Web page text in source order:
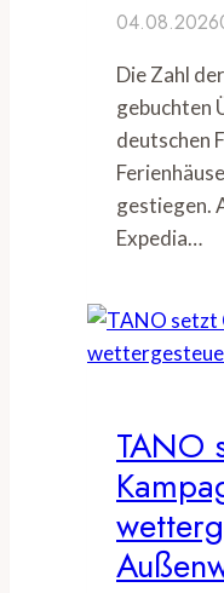
04.08.2026
Die Zahl
gebuchten
deutschen
gestiegen.
Expedia…
TANO